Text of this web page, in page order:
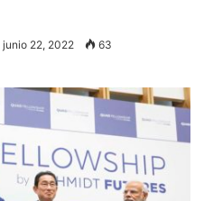
junio 22, 2022 63